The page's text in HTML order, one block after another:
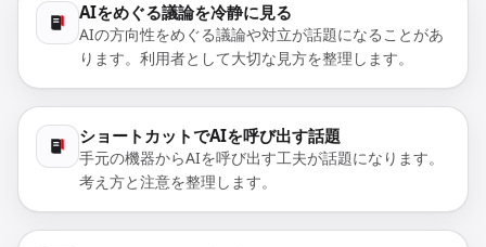
AIをめぐる議論を冷静に見る
AIの方向性をめぐる議論や対立が話題になることがあ
ります。利用者として大切な見方を整理します。
ショートカットでAIを呼び出す話題
手元の機器からAIを呼び出す工夫が話題になります。
考え方と注意を整理します。